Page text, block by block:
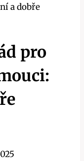
a dobře
pro